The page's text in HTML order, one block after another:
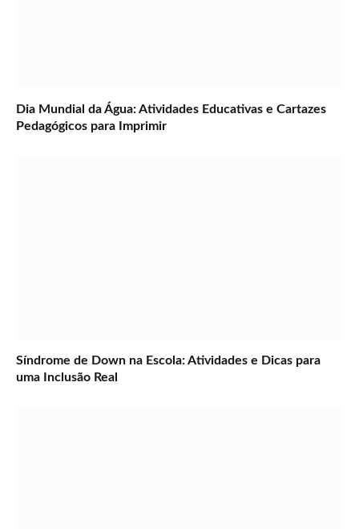
Dia Mundial da Água: Atividades Educativas e Cartazes
Pedagógicos para Imprimir
Síndrome de Down na Escola: Atividades e Dicas para
uma Inclusão Real